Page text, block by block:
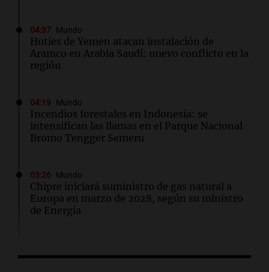
04:37 Mundo
Hutíes de Yemen atacan instalación de
Aramco en Arabia Saudí: nuevo conflicto en la
región
04:19 Mundo
Incendios forestales en Indonesia: se
intensifican las llamas en el Parque Nacional
Bromo Tengger Semeru
03:26 Mundo
Chipre iniciará suministro de gas natural a
Europa en marzo de 2028, según su ministro
de Energía
Más de 1.300 vuelos cancelados en Shanghái